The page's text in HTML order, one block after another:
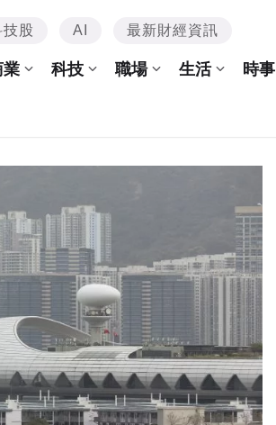
股 AI 最新財經資訊
業 科技 職場 生活 時事